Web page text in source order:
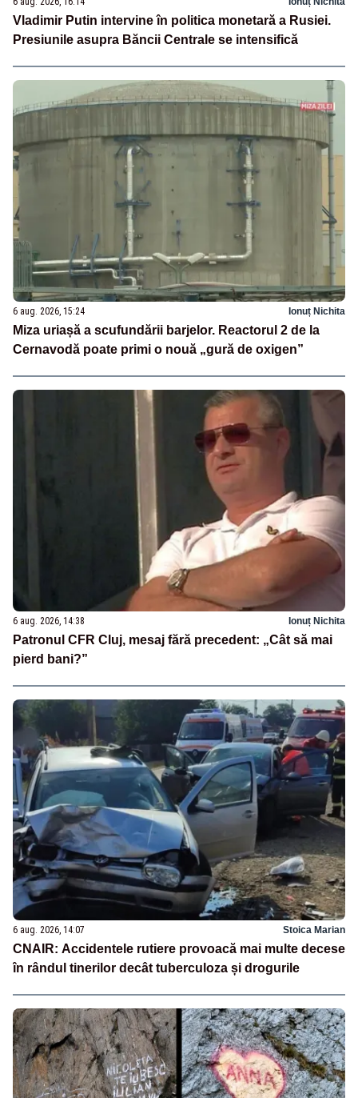
Vladimir Putin intervine în politica monetară a Rusiei.
Presiunile asupra Băncii Centrale se intensifică
6 aug. 2026, 15:24 Ionuț Nichita
Miza uriașă a scufundării barjelor. Reactorul 2 de la
Cernavodă poate primi o nouă „gură de oxigen”
6 aug. 2026, 14:38 Ionuț Nichita
Patronul CFR Cluj, mesaj fără precedent: „Cât să mai
pierd bani?”
6 aug. 2026, 14:07 Stoica Marian
CNAIR: Accidentele rutiere provoacă mai multe decese
în rândul tinerilor decât tuberculoza și drogurile